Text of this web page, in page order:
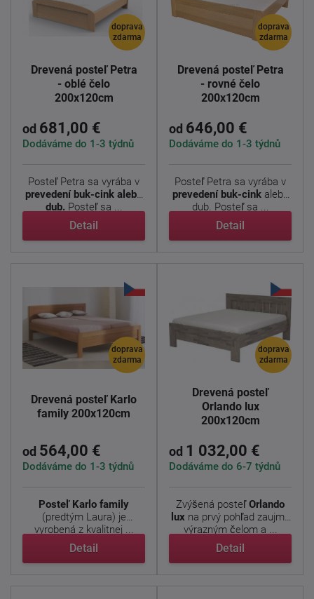
doprava
zdarma
Drevená posteľ Petra
- oblé čelo
200x120cm
od 681,00 €
Dodáváme do 1-3 týdnů
Posteľ Petra sa vyrába v
prevedení buk-cink alebo
dub. Posteľ sa ...
Detail
doprava
zdarma
Drevená posteľ Petra
- rovné čelo
200x120cm
od 646,00 €
Dodáváme do 1-3 týdnů
Posteľ Petra sa vyrába v
prevedení buk-cinkalebo
dub. Posteľ sa ...
Detail
doprava
zdarma
Drevená posteľ Karlo
family 200x120cm
od 564,00 €
Dodáváme do 1-3 týdnů
Posteľ Karlo family
(predtým Laura) je
vyrobená z kvalitnej ...
Detail
doprava
zdarma
Drevená posteľ
Orlando lux
200x120cm
od 1 032,00 €
Dodáváme do 6-7 týdnů
Zvýšená posteľOrlando
luxna prvý pohľad zaujme
výrazným čelom a ...
Detail